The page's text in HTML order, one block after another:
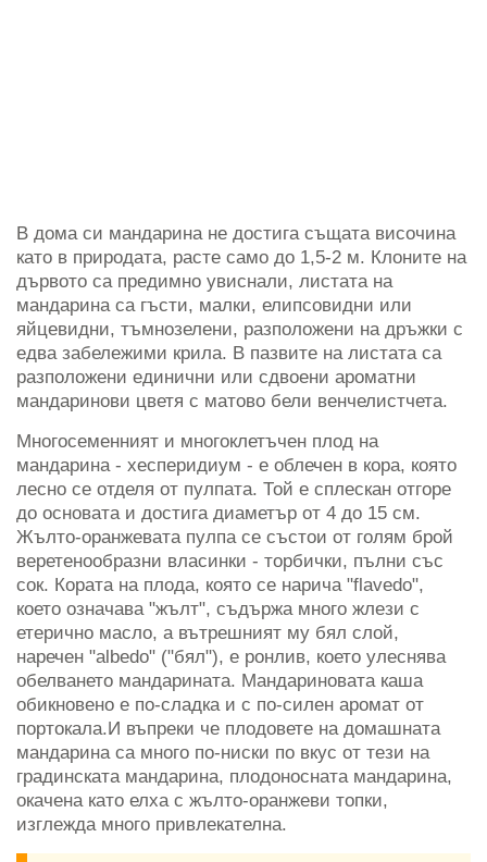
В дома си мандарина не достига същата височина
като в природата, расте само до 1,5-2 м. Клоните на
дървото са предимно увиснали, листата на
мандарина са гъсти, малки, елипсовидни или
яйцевидни, тъмнозелени, разположени на дръжки с
едва забележими крила. В пазвите на листата са
разположени единични или сдвоени ароматни
мандаринови цветя с матово бели венчелистчета.
Многосеменният и многоклетъчен плод на
мандарина - хесперидиум - е облечен в кора, която
лесно се отделя от пулпата. Той е сплескан отгоре
до основата и достига диаметър от 4 до 15 см.
Жълто-оранжевата пулпа се състои от голям брой
веретенообразни власинки - торбички, пълни със
сок. Кората на плода, която се нарича "flavedo",
което означава "жълт", съдържа много жлези с
етерично масло, а вътрешният му бял слой,
наречен "albedo" ("бял"), е ронлив, което улеснява
обелването мандарината. Мандариновата каша
обикновено е по-сладка и с по-силен аромат от
портокала.И въпреки че плодовете на домашната
мандарина са много по-ниски по вкус от тези на
градинската мандарина, плодоносната мандарина,
окачена като елха с жълто-оранжеви топки,
изглежда много привлекателна.